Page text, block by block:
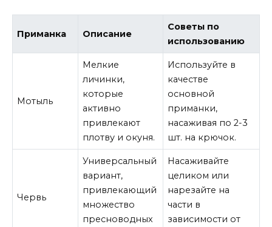
Приманка Описание
Советы по
использованию
Мотыль
Мелкие
личинки,
которые
активно
привлекают
плотву и окуня.
Используйте в
качестве
основной
приманки,
насаживая по 2-3
шт. на крючок.
Червь
Универсальный
вариант,
привлекающий
множество
пресноводных
Насаживайте
целиком или
нарезайте на
части в
зависимости от